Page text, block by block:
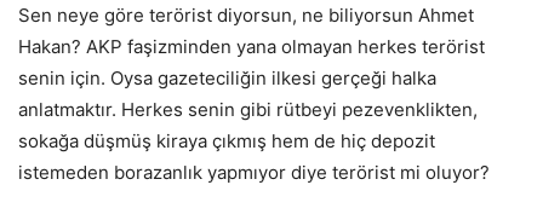
Sen neye göre terörist diyorsun, ne biliyorsun Ahmet
Hakan? AKP faşizminden yana olmayan herkes terörist
senin için. Oysa gazeteciliğin ilkesi gerçeği halka
anlatmaktır. Herkes senin gibi rütbeyi pezevenklikten,
sokağa düşmüş kiraya çıkmış hem de hiç depozit
istemeden borazanlık yapmıyor diye terörist mi oluyor?